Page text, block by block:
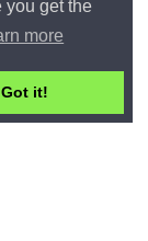
you get the
more
Got it!